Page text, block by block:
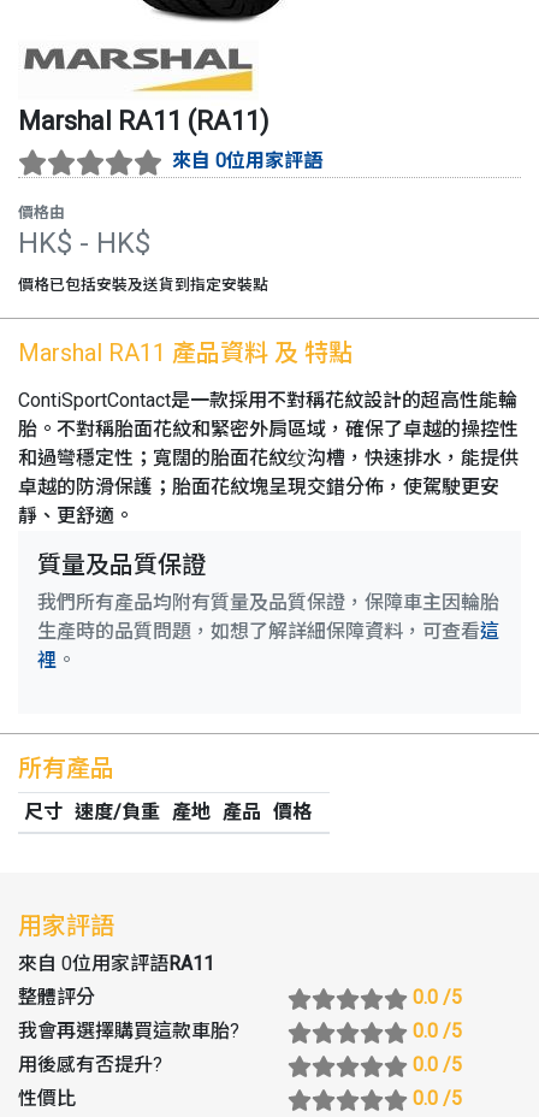
Marshal RA11 (RA11)
來自 0位用家評語
價格由
HK$ - HK$
價格已包括安裝及送貨到指定安裝點
Marshal RA11 產品資料 及 特點
ContiSportContact是一款採用不對稱花紋設計的超高性能輪
胎。不對稱胎面花紋和緊密外肩區域，確保了卓越的操控性
和過彎穩定性；寬闊的胎面花紋纹沟槽，快速排水，能提供
卓越的防滑保護；胎面花紋塊呈現交錯分佈，使駕駛更安
靜、更舒適。
質量及品質保證
我們所有產品均附有質量及品質保證，保障車主因輪胎
生產時的品質問題，如想了解詳細保障資料，可查看這
裡 。
所有產品
尺寸 速度/負重 產地 產品 價格
用家評語
來自 0位用家評語RA11
整體評分
0.0 /5
我會再選擇購買這款車胎? 0.0 /5
用後感有否提升? 0.0 /5
性價比
0.0 /5